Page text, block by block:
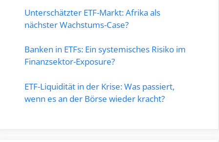
Unterschätzter ETF-Markt: Afrika als
nächster Wachstums-Case?
Banken in ETFs: Ein systemisches Risiko im
Finanzsektor-Exposure?
ETF-Liquidität in der Krise: Was passiert,
wenn es an der Börse wieder kracht?